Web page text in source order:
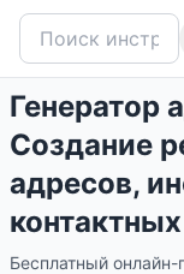
Генератор
Создание
адресов,
Бесплатный онлайн-